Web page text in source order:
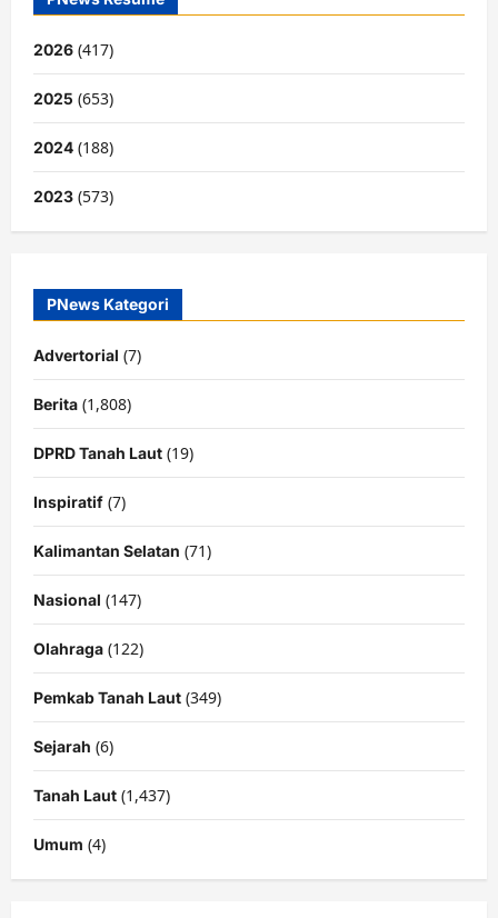
2026 (417)
2025 (653)
2024 (188)
2023 (573)
PNews Kategori
Advertorial (7)
Berita (1,808)
DPRD Tanah Laut (19)
Inspiratif (7)
Kalimantan Selatan (71)
Nasional (147)
Olahraga (122)
Pemkab Tanah Laut (349)
Sejarah (6)
Tanah Laut (1,437)
Umum (4)